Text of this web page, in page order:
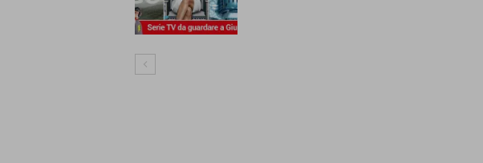
Articolo Precedente